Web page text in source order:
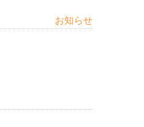
お知らせ